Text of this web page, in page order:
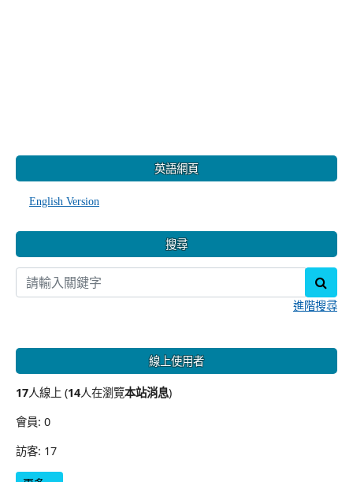
英語網頁
English Version
搜尋
進階搜尋
線上使用者
17人線上 (14人在瀏覽本站消息)
會員: 0
訪客: 17